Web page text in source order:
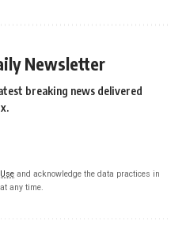
Newsletter
breaking news delivered
and acknowledge the data practices in
any time.